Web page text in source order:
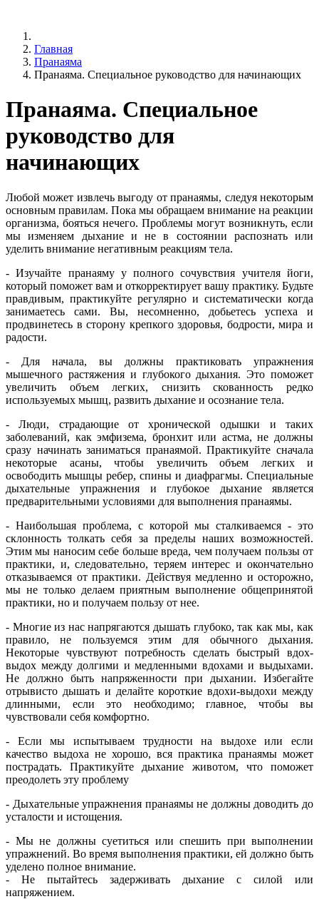
Главная
Пранаяма
Пранаяма. Специальное руководство для начинающих
Пранаяма. Специальное
руководство для
начинающих
Любой может извлечь выгоду от пранаямы, следуя некоторым
основным правилам. Пока мы обращаем внимание на реакции
организма, бояться нечего. Проблемы могут возникнуть, если
мы изменяем дыхание и не в состоянии распознать или
уделить внимание негативным реакциям тела.
- Изучайте пранаяму у полного сочувствия учителя йоги,
который поможет вам и откорректирует вашу практику. Будьте
правдивым, практикуйте регулярно и систематически когда
занимаетесь сами. Вы, несомненно, добьетесь успеха и
продвинетесь в сторону крепкого здоровья, бодрости, мира и
радости.
- Для начала, вы должны практиковать упражнения
мышечного растяжения и глубокого дыхания. Это поможет
увеличить объем легких, снизить скованность редко
используемых мышц, развить дыхание и осознание тела.
- Люди, страдающие от хронической одышки и таких
заболеваний, как эмфизема, бронхит или астма, не должны
сразу начинать заниматься пранаямой. Практикуйте сначала
некоторые асаны, чтобы увеличить объем легких и
освободить мышцы ребер, спины и диафрагмы. Специальные
дыхательные упражнения и глубокое дыхание является
предварительными условиями для выполнения пранаямы.
- Наибольшая проблема, с которой мы сталкиваемся - это
склонность толкать себя за пределы наших возможностей.
Этим мы наносим себе больше вреда, чем получаем пользы от
практики, и, следовательно, теряем интерес и окончательно
отказываемся от практики. Действуя медленно и осторожно,
мы не только делаем приятным выполнение общепринятой
практики, но и получаем пользу от нее.
- Многие из нас напрягаются дышать глубоко, так как мы, как
правило, не пользуемся этим для обычного дыхания.
Некоторые чувствуют потребность сделать быстрый вдох-
выдох между долгими и медленными вдохами и выдыхами.
Не должно быть напряженности при дыхании. Избегайте
отрывисто дышать и делайте короткие вдохи-выдохи между
длинными, если это необходимо; главное, чтобы вы
чувствовали себя комфортно.
- Если мы испытываем трудности на выдохе или если
качество выдоха не хорошо, вся практика пранаямы может
пострадать. Практикуйте дыхание животом, что поможет
преодолеть эту проблему
- Дыхательные упражнения пранаямы не должны доводить до
усталости и истощения.
- Мы не должны суетиться или спешить при выполнении
упражнений. Во время выполнения практики, ей должно быть
уделено полное внимание.
- Не пытайтесь задерживать дыхание с силой или
напряжением.